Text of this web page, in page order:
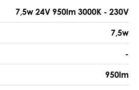
7,5w 24V 950lm 3000K - 230V
7,5w
-
950lm